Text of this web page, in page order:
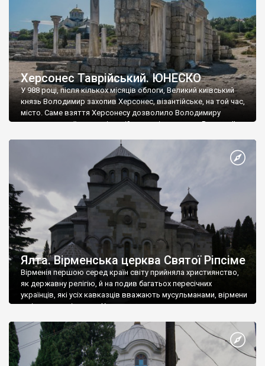
Херсонес Таврійський. ЮНЕСКО
У 988 році, після кількох місяців облоги, Великий київський
князь Володимир захопив Херсонес, візантійське, на той час,
місто. Саме взяття Херсонесу дозволило Володимиру
диктувати свої умови візантійському імператору Василю ІІ, та
Херсонесі Володимир-язичник, став Василем-християнином.
А потім було Хрещення Русі. На честь Херсонесу Таврійського
Ялта. Вірменська церква Святої Ріпсіме
Вірменія першою серед країн світу прийняла християнство,
як державну релігію, й на подив багатьох пересічних
українців, які усіх кавказців вважають мусульманами, вірмени
є відданими вірянами Христа